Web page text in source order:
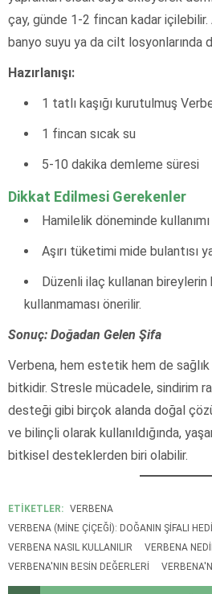
çay, günde 1-2 fincan kadar içilebilir.
banyo suyu ya da cilt losyonlarında
Hazırlanışı:
1 tatlı kaşığı kurutulmuş
1 fincan sıcak su
5-10 dakika demleme süresi
Dikkat Edilmesi Gerekenler
Hamilelik döneminde
Aşırı tüketimi mide bulantısı
Düzenli ilaç kullanan bireylerin
kullanmaması önerilir.
Sonuç: Doğadan Gelen Şifa
Verbena, hem estetik hem de sağlık
bitkidir. Stresle mücadele, sindirim
desteği gibi birçok alanda doğal
ve bilinçli olarak kullanıldığında,
bitkisel desteklerden biri olabilir.
ETİKETLER: VERBENA
VERBENA (MINE ÇIÇEĞI): DOĞANIN ŞIFALI
VERBENA NASIL KULLANILIR
VERBENA
VERBENA'NIN BESIN DEĞERLERI